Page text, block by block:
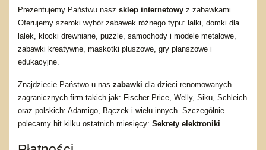
Prezentujemy Państwu nasz sklep internetowy z zabawkami.
Oferujemy szeroki wybór zabawek różnego typu: lalki, domki dla
lalek, klocki drewniane, puzzle, samochody i modele metalowe,
zabawki kreatywne, maskotki pluszowe, gry planszowe i
edukacyjne.
Znajdziecie Państwo u nas zabawki dla dzieci renomowanych
zagranicznych firm takich jak: Fischer Price, Welly, Siku, Schleich
oraz polskich: Adamigo, Bączek i wielu innych. Szczególnie
polecamy hit kilku ostatnich miesięcy: Sekrety elektroniki